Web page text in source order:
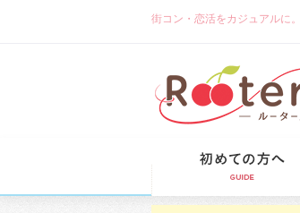
街コン・恋活をカジュアルに